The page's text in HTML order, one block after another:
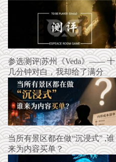
参选测评|苏州《Veda》—— 十
几分钟对白，我却给了满分
当所有景区都在做“沉浸式” ,谁
来为内容买单？